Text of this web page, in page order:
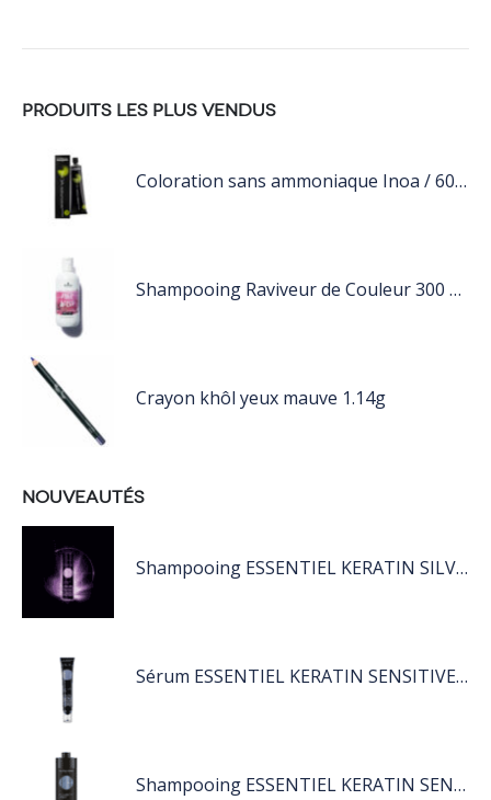
PRODUITS LES PLUS VENDUS
Coloration sans ammoniaque Inoa / 60ML
Shampooing Raviveur de Couleur 300 ml Rose de Schwarzkopf Professional
Crayon khôl yeux mauve 1.14g
NOUVEAUTÉS
Shampooing ESSENTIEL KERATIN SILVER 250ML
Sérum ESSENTIEL KERATIN SENSITIVE 40 ML
Shampooing ESSENTIEL KERATIN SENSITIVE 1L